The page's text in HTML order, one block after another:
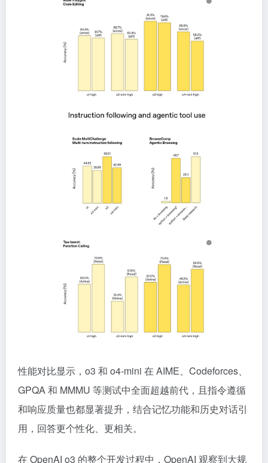
性能对比显示，o3 和 o4-mini 在 AIME、Codeforces、
GPQA 和 MMMU 等测试中全面超越前代，且指令遵循
和响应质量也都显著提升，结合记忆功能和历史对话引
用，回答更个性化、更相关。
在 OpenAI o3 的整个开发过程中，OpenAI 观察到大规